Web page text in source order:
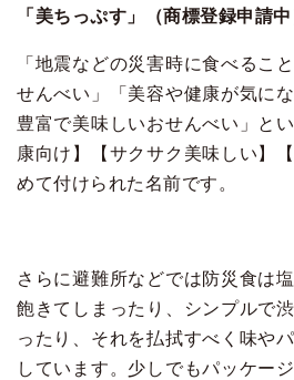
「美ちっぷす」（商標登録申請中
「地震などの災害時に食べるこ
せんべい」「美容や健康が気に
豊富で美味しいおせんべい」と
康向け】【サクサク美味しい】
めて付けられた名前です。
さらに避難所などでは防災食は
飽きてしまったり、シンプルで
ったり、それを払拭すべく味や
しています。少しでもパッケー